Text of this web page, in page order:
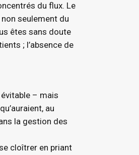
du flux. Le
seulement du
êtes sans doute
; l’absence de
– mais
au
la gestion des
cloîtrer en priant